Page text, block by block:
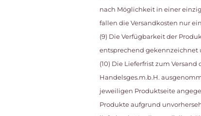
nach Möglichkeit in einer
fallen die Versandkosten nur
(9) Die Verfügbarkeit der
entsprechend gekennzeichnet
(10) Die Lieferfrist zum
Handelsges.m.b.H.
jeweiligen Produktseite
Produkte aufgrund